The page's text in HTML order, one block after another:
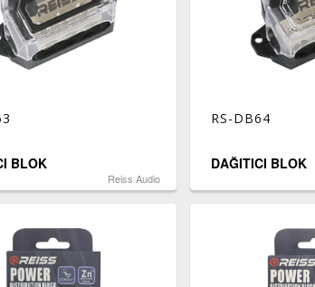
BLOK
Reiss Audio
RS-DB64
DAĞITICI BLOK